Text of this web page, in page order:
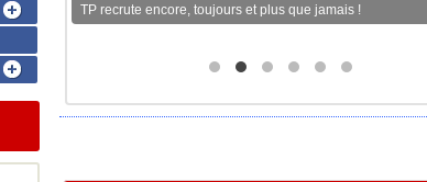
TP recrute encore, toujours et plus que jamais !